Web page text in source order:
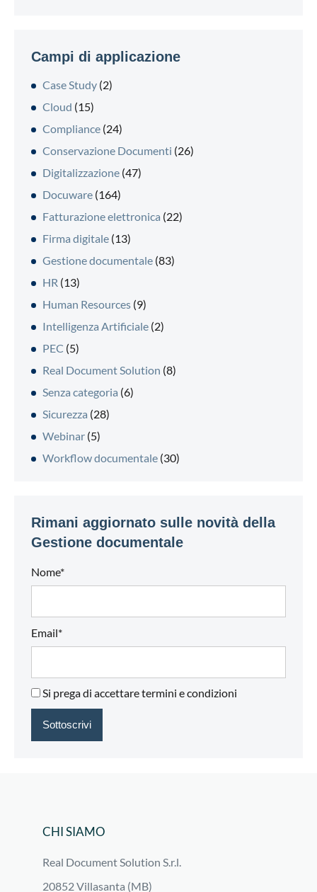
Campi di applicazione
Case Study (2)
Cloud (15)
Compliance (24)
Conservazione Documenti (26)
Digitalizzazione (47)
Docuware (164)
Fatturazione elettronica (22)
Firma digitale (13)
Gestione documentale (83)
HR (13)
Human Resources (9)
Intelligenza Artificiale (2)
PEC (5)
Real Document Solution (8)
Senza categoria (6)
Sicurezza (28)
Webinar (5)
Workflow documentale (30)
Rimani aggiornato sulle novità della
Gestione documentale
Nome*
Email*
Si prega di accettare termini e condizioni
CHI SIAMO
Real Document Solution S.r.l.
20852 Villasanta (MB)